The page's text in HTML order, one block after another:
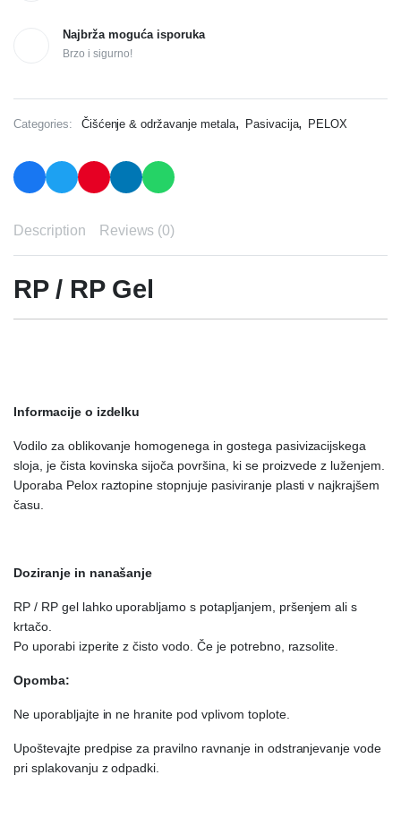
Najbrža moguća isporuka
Brzo i sigurno!
Categories: Čišćenje & održavanje metala, Pasivacija, PELOX
Description Reviews (0)
RP / RP Gel
Informacije o izdelku
Vodilo za oblikovanje homogenega in gostega pasivizacijskega
sloja, je čista kovinska sijoča površina, ki se proizvede z luženjem.
Uporaba Pelox raztopine stopnjuje pasiviranje plasti v najkrajšem
času.
Doziranje in nanašanje
RP / RP gel lahko uporabljamo s potapljanjem, pršenjem ali s
krtačo.
Po uporabi izperite z čisto vodo. Če je potrebno, razsolite.
Opomba:
Ne uporabljajte in ne hranite pod vplivom toplote.
Upoštevajte predpise za pravilno ravnanje in odstranjevanje vode
pri splakovanju z odpadki.